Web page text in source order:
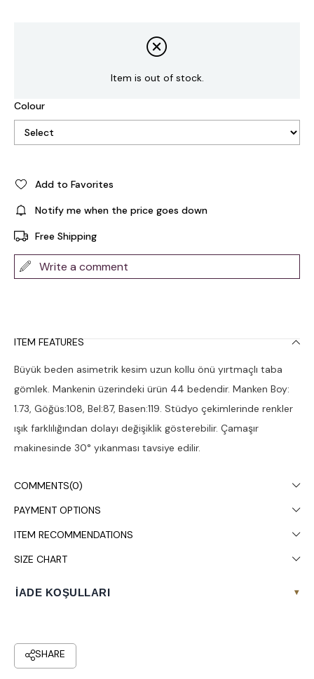
Item is out of stock.
Colour
Add to Favorites
Notify me when the price goes down
Free Shipping
Write a comment
ITEM FEATURES
Büyük beden asimetrik kesim uzun kollu önü yırtmaçlı taba
gömlek. Mankenin üzerindeki ürün 44 bedendir. Manken Boy:
1.73, Göğüs:108, Bel:87, Basen:119. Stüdyo çekimlerinde renkler
ışık farklılığından dolayı değişiklik gösterebilir. Çamaşır
makinesinde 30° yıkanması tavsiye edilir.
COMMENTS(0)
PAYMENT OPTIONS
ITEM RECOMMENDATIONS
SIZE CHART
İADE KOŞULLARI ▾